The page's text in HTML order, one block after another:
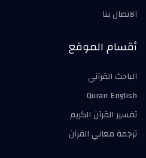
الاتصال بنا
أقسام الموقع
الباحث القرآني
Quran English
تفسير القرآن الكريم
ترجمة معاني القرآن